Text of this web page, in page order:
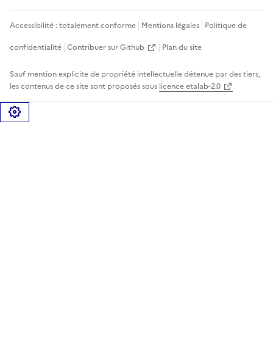
Accessibilité : totalement conforme Mentions légales Politique de
confidentialité Contribuer sur Github Plan du site
Sauf mention explicite de propriété intellectuelle détenue par des tiers,
les contenus de ce site sont proposés sous licence etalab-2.0
Gérer les cookies